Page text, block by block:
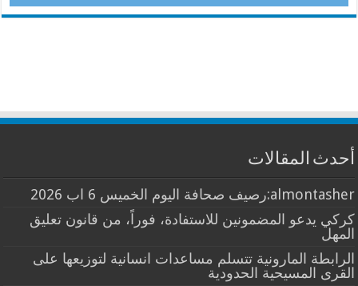
أحدث المقالات
almontasher:رصيف صحافة اليوم الخميس 6 اب 2026
كركي يدعو المضمونين للاستفادة، فوراً، من قانون تعليق
المهل
الرابطة المارونية تتسلم مساعدات انسانية لتوزيعها على
القرى المسيحية الحدودية